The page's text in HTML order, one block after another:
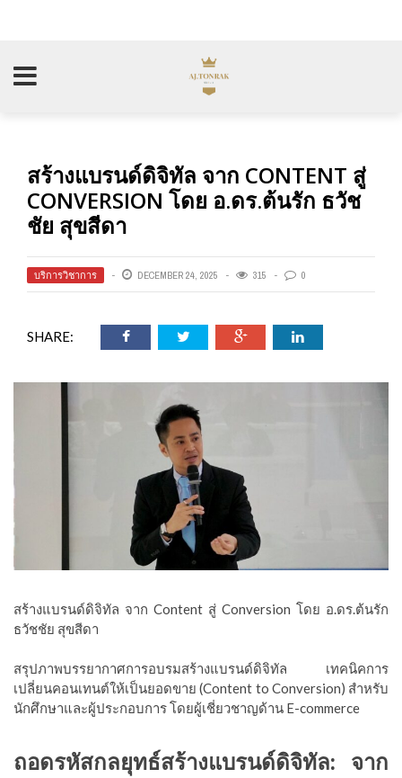
สร้างแบรนด์ดิจิทัล จาก CONTENT สู่
CONVERSION โดย อ.ดร.ต้นรัก ธวัช
ชัย สุขสีดา
บริการวิชาการ DECEMBER 24, 2025 315 0
SHARE:
สร้างแบรนด์ดิจิทัล จาก Content สู่ Conversion โดย อ.ดร.ต้นรัก
ธวัชชัย สุขสีดา
สรุปภาพบรรยากาศการอบรมสร้างแบรนด์ดิจิทัล เทคนิคการ
เปลี่ยนคอนเทนต์ให้เป็นยอดขาย (Content to Conversion) สำหรับ
นักศึกษาและผู้ประกอบการ โดยผู้เชี่ยวชาญด้าน E-commerce
ถอดรหัสกลยุทธ์สร้างแบรนด์ดิจิทัล: จาก